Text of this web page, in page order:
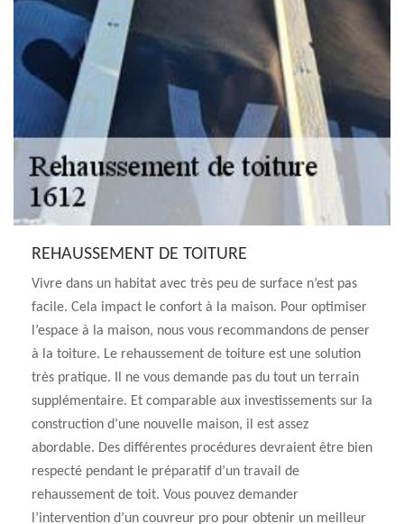
REHAUSSEMENT DE TOITURE
Vivre dans un habitat avec très peu de surface n’est pas
facile. Cela impact le confort à la maison. Pour optimiser
l’espace à la maison, nous vous recommandons de penser
à la toiture. Le rehaussement de toiture est une solution
très pratique. Il ne vous demande pas du tout un terrain
supplémentaire. Et comparable aux investissements sur la
construction d’une nouvelle maison, il est assez
abordable. Des différentes procédures devraient être bien
respecté pendant le préparatif d’un travail de
rehaussement de toit. Vous pouvez demander
l’intervention d’un couvreur pro pour obtenir un meilleur